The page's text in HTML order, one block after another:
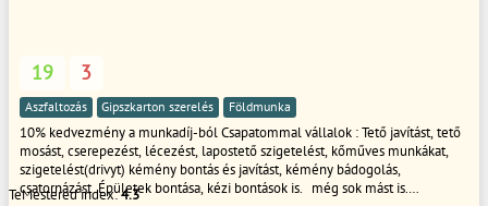
19 3
Aszfaltozás Gipszkarton szerelés Földmunka
10% kedvezmény a munkadíj-ból Csapatommal vállalok : Tető javítást, tető
mosást, cserepezést, lécezést, lapostető szigetelést, kőműves munkákat,
szigetelést(drivyt) kémény bontás és javítást, kémény bádogolás,
csatornázást Épületek bontása, kézi bontások is. még sok mást is.
TeMestered index:4.3